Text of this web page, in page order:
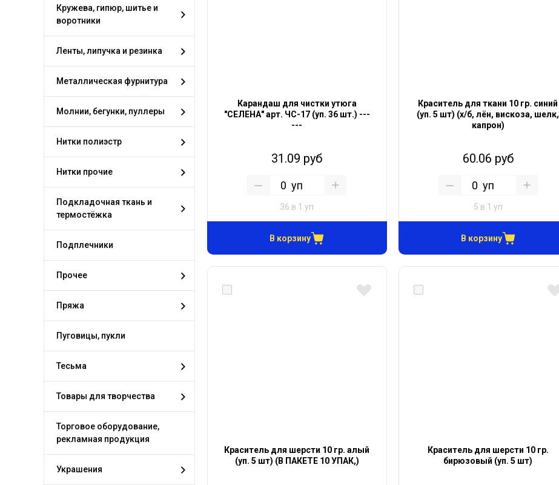
Кружева, гипюр, шитье и
воротники
Ленты, липучка и резинка
Металлическая фурнитура
Молнии, бегунки, пуллеры
Нитки полиэстр
Нитки прочие
Подкладочная ткань и
термостёжка
Подплечники
Прочее
Пряжа
Пуговицы, пукли
Тесьма
Товары для творчества
Торговое оборудование,
рекламная продукция
Украшения
Карандаш для чистки утюга
"СЕЛЕНА" арт. ЧС-17 (уп. 36 шт.) ---
---
31.09 руб
уп
36 в 1 уп
В корзину
Краситель для ткани 10 гр. синий
(уп. 5 шт) (х/б, лён, вискоза, шелк,
капрон)
60.06 руб
уп
5 в 1 уп
В корзину
Краситель для шерсти 10 гр. алый
(уп. 5 шт) (В ПАКЕТЕ 10 УПАК,)
Краситель для шерсти 10 гр.
бирюзовый (уп. 5 шт)